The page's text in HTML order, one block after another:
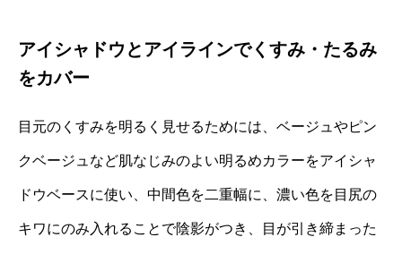
アイシャドウとアイラインでくすみ・たるみ
をカバー
目元のくすみを明るく見せるためには、ベージュやピン
クベージュなど肌なじみのよい明るめカラーをアイシャ
ドウベースに使い、中間色を二重幅に、濃い色を目尻の
キワにのみ入れることで陰影がつき、目が引き締まった